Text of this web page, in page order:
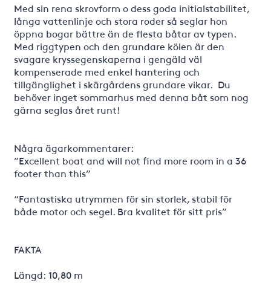
Med sin rena skrovform o dess goda initialstabilitet,
långa vattenlinje och stora roder så seglar hon
öppna bogar bättre än de flesta båtar av typen.
Med riggtypen och den grundare kölen är den
svagare kryssegenskaperna i gengäld väl
kompenserade med enkel hantering och
tillgänglighet i skärgårdens grundare vikar. Du
behöver inget sommarhus med denna båt som nog
gärna seglas året runt!
Några ägarkommentarer:
”Excellent boat and will not find more room in a 36
footer than this”
“Fantastiska utrymmen för sin storlek, stabil för
både motor och segel. Bra kvalitet för sitt pris”
FAKTA
Längd: 10,80 m